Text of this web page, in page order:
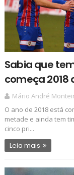
Sabia que
começa
Mário André
O ano de 2018 está
metade e ainda tem
cinco pri...
Leia mais